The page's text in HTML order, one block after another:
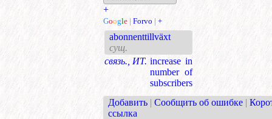
+
Google | Forvo | +
abonnenttillväxt
сущ.
связь., ИТ. increase in
number of
subscribers
Добавить | Сообщить об ошибке |
ссылка